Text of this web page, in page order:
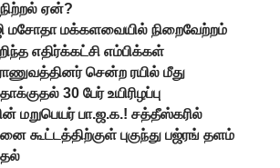
ஏன்?
ஜி மசோதா மக்களவையில் நிறைவேற்றம்
எதிர்க்கட்சி எம்பிக்கள்
சென்ற ரயில் மீது
30 பேர் உயிரிழப்பு
மறுபெயர் பா.ஜ.க.! சத்தீஸ்கரில்
கூட்டத்திற்குள் புகுந்து பஜ்ரங் தளம்